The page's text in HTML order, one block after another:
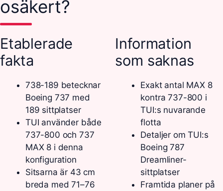
osäkert?
Etablerade
fakta
738-189 betecknar
Boeing 737 med
189 sittplatser
TUI använder både
737-800 och 737
MAX 8 i denna
konfiguration
Sitsarna är 43 cm
breda med 71–76
Information
som saknas
Exakt antal MAX 8
kontra 737-800 i
TUI:s nuvarande
flotta
Detaljer om TUI:s
Boeing 787
Dreamliner-
sittplatser
Framtida planer på